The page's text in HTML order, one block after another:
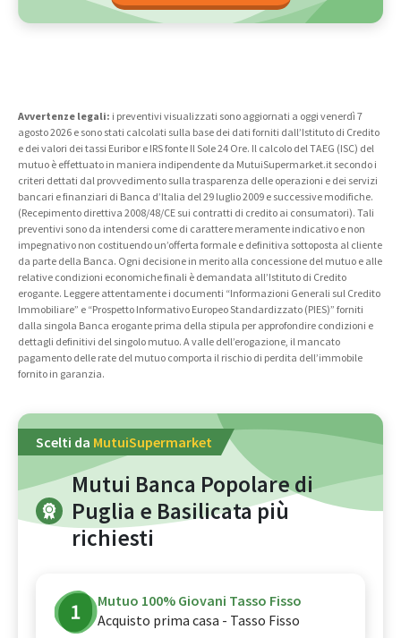
Avvertenze legali: i preventivi visualizzati sono aggiornati a oggi venerdì 7
agosto 2026 e sono stati calcolati sulla base dei dati forniti dall’Istituto di Credito
e dei valori dei tassi Euribor e IRS fonte Il Sole 24 Ore. Il calcolo del TAEG (ISC) del
mutuo è effettuato in maniera indipendente da MutuiSupermarket.it secondo i
criteri dettati dal provvedimento sulla trasparenza delle operazioni e dei servizi
bancari e finanziari di Banca d’Italia del 29 luglio 2009 e successive modifiche.
(Recepimento direttiva 2008/48/CE sui contratti di credito ai consumatori). Tali
preventivi sono da intendersi come di carattere meramente indicativo e non
impegnativo non costituendo un’offerta formale e definitiva sottoposta al cliente
da parte della Banca. Ogni decisione in merito alla concessione del mutuo e alle
relative condizioni economiche finali è demandata all’Istituto di Credito
erogante. Leggere attentamente i documenti “Informazioni Generali sul Credito
Immobiliare” e “Prospetto Informativo Europeo Standardizzato (PIES)” forniti
dalla singola Banca erogante prima della stipula per approfondire condizioni e
dettagli definitivi del singolo mutuo. A valle dell’erogazione, il mancato
pagamento delle rate del mutuo comporta il rischio di perdita dell’immobile
fornito in garanzia.
Scelti da MutuiSupermarket
Mutui Banca Popolare di
Puglia e Basilicata più
richiesti
Mutuo 100% Giovani Tasso Fisso
Acquisto prima casa - Tasso Fisso